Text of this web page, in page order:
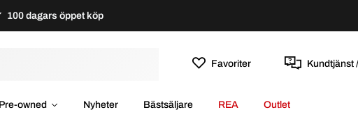
100 dagars öppet köp
Favoriter Kundtjänst
Pre-owned Nyheter Bästsäljare REA Outlet